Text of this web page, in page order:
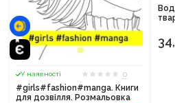
У наявності
0
#girls#fashion#manga. Книги
для дозвілля. Розмальовка